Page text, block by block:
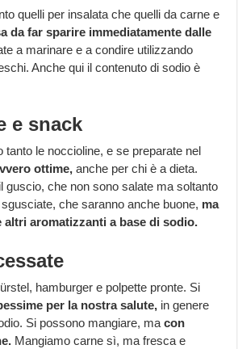
quelli per insalata che quelli da carne e
da far sparire immediatamente dalle
a marinare e a condire utilizzando
Anche qui il contenuto di sodio è
e snack
tanto le noccioline, e se preparate nel
ottime,anche per chi è a dieta.
guscio, che non sono salate ma soltanto
che saranno anche buone, ma
altri aromatizzanti a base di sodio.
hamburger e polpette pronte. Si
per la nostra salute, in genere
Si possono mangiare, macon
Mangiamo carne sì, ma fresca e